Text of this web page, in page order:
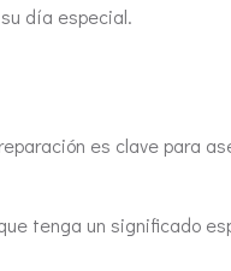
día especial.
es clave para
tenga un significado